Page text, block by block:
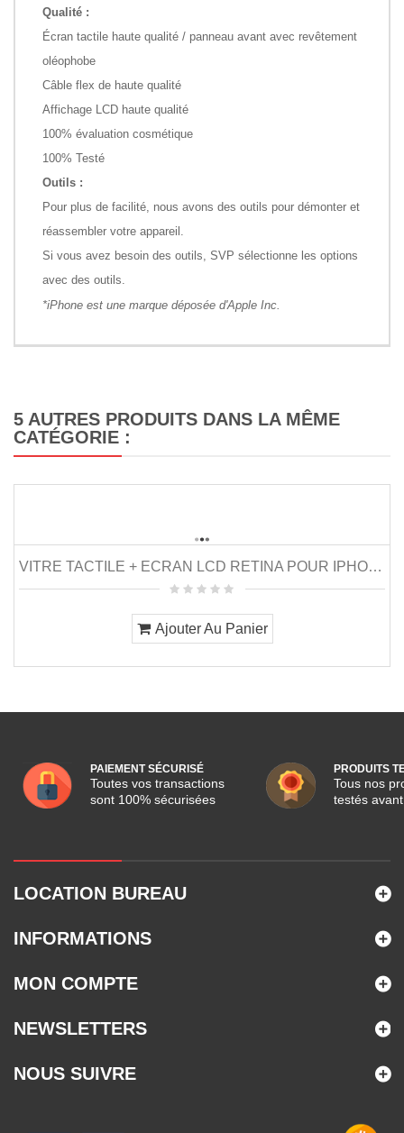
Qualité :
Écran tactile haute qualité / panneau avant avec revêtement
oléophobe
Câble flex de haute qualité
Affichage LCD haute qualité
100% évaluation cosmétique
100% Testé
Outils :
Pour plus de facilité, nous avons des outils pour démonter et
réassembler votre appareil.
Si vous avez besoin des outils, SVP sélectionne les options
avec des outils.
*iPhone est une marque déposée d'Apple Inc.
5 AUTRES PRODUITS DANS LA MÊME
CATÉGORIE :
VITRE TACTILE + ECRAN LCD RETINA POUR IPHONE 5...
Ajouter Au Panier
PAIEMENT SÉCURISÉ
Toutes vos transactions
sont 100% sécurisées
PRODUITS
Tous nos
testés
LOCATION BUREAU
INFORMATIONS
MON COMPTE
NEWSLETTERS
NOUS SUIVRE